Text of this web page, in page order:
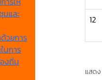
มและ
วยการ
นการ
งถิ่น
12
แสดง